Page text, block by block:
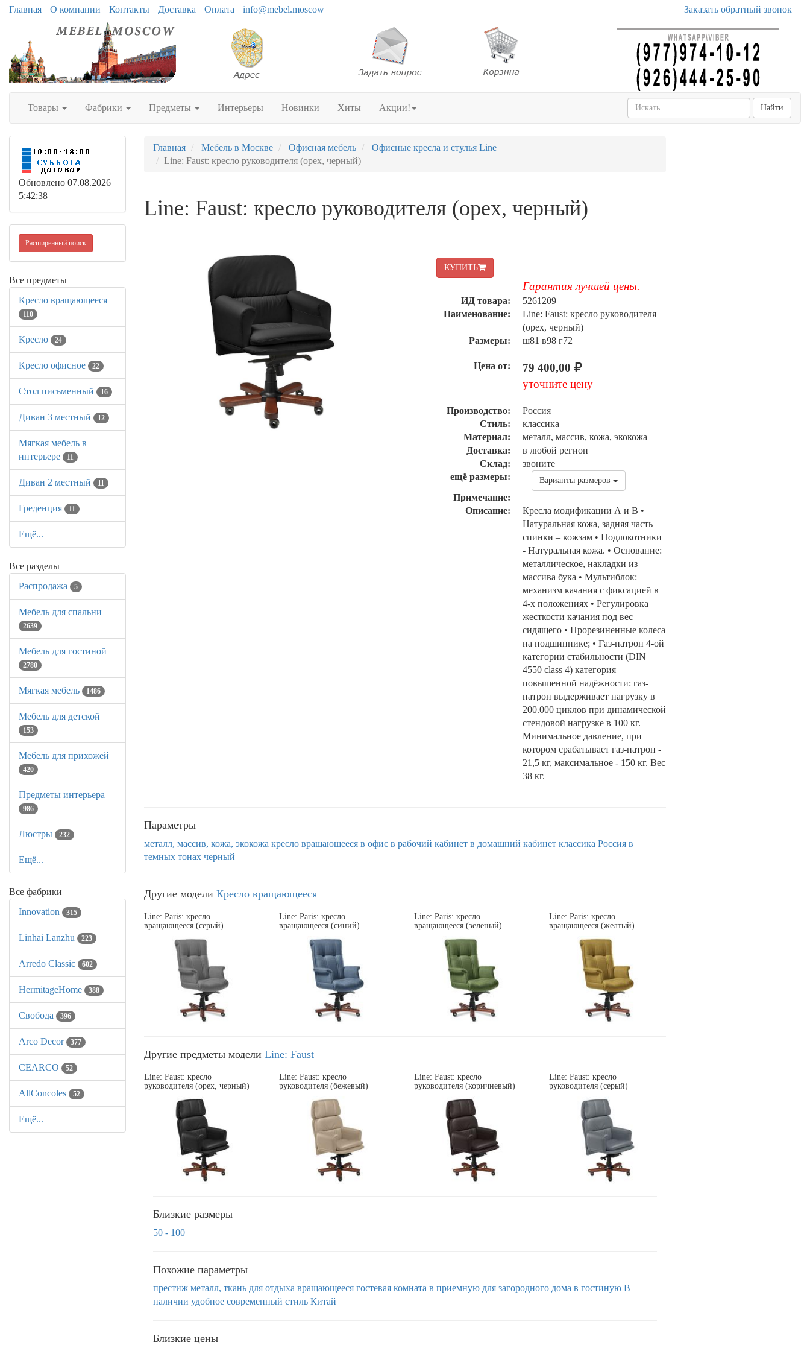
Главная О компании Контакты Доставка Оплата info@mebel.moscow Заказать обратный звонок
Товары Фабрики Предметы Интерьеры Новинки Хиты Акции! Найти
Обновлено 07.08.2026
5:42:38
Расширенный поиск
Все предметы
Кресло вращающееся
110
Кресло 24
Кресло офисное 22
Стол письменный 16
Диван 3 местный 12
Мягкая мебель в
интерьере
11
Диван 2 местный 11
Греденция 11
Ещё...
Все разделы
Распродажа
5
Мебель для спальни
2639
Мебель для гостиной
2780
Мягкая мебель 1486
Мебель для детской
153
Мебель для прихожей
420
Предметы интерьера
986
Люстры 232
Ещё...
Все фабрики
Innovation
315
Linhai Lanzhu 223
Arredo Classic 602
HermitageHome 388
Свобода 396
Arco Decor 377
CEARCO 52
AllСoncoles 52
Ещё...
Главная Мебель в Москве Офисная мебель
Офисные кресла и стулья Line
Line: Faust: кресло руководителя (орех, черный)
Line: Faust: кресло руководителя (орех, черный)
КУПИТЬ
Гарантия лучшей цены.
ИД товара:
5261209
Наименование:
Line: Faust: кресло руководителя
(орех, черный)
Размеры:
ш81 в98 г72
Цена от:
79 400,00
уточните цену
Производство:
Россия
Стиль:
классика
Материал:
металл, массив, кожа, экокожа
Доставка:
в любой регион
Склад:
звоните
ещё размеры:
Варианты размеров
Примечание:
Описание:
Кресла модификации А и В •
Натуральная кожа, задняя часть
спинки – кожзам • Подлокотники
- Натуральная кожа. • Основание:
металлическое, накладки из
массива бука • Мультиблок:
механизм качания с фиксацией в
4-х положениях • Регулировка
жесткости качания под вес
сидящего • Прорезиненные колеса
на подшипнике; • Газ-патрон 4-ой
категории стабильности (DIN
4550 class 4) категория
повышенной надёжности: газ-
патрон выдерживает нагрузку в
200.000 циклов при динамической
стендовой нагрузке в 100 кг.
Минимальное давление, при
котором срабатывает газ-патрон -
21,5 кг, максимальное - 150 кг. Вес
38 кг.
Параметры
металл, массив, кожа, экокожа кресло вращающееся в офис в рабочий кабинет в домашний кабинет классика Россия в
темных тонах черный
Другие модели Кресло вращающееся
Line: Paris: кресло
вращающееся (серый)
Line: Paris: кресло
вращающееся (синий)
Line: Paris: кресло
вращающееся (зеленый)
Line: Paris: кресло
вращающееся (желтый)
Другие предметы модели Line: Faust
Line: Faust: кресло
руководителя (орех, черный)
Line: Faust: кресло
руководителя (бежевый)
Line: Faust: кресло
руководителя (коричневый)
Line: Faust: кресло
руководителя (серый)
Близкие размеры
50 - 100
Похожие параметры
престиж металл, ткань для отдыха вращающееся гостевая комната в приемную для загородного дома в гостиную В
наличии удобное современный стиль Китай
Близкие цены